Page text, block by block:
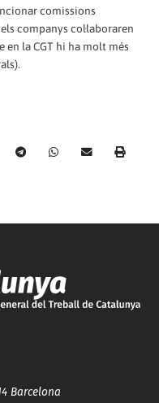
comissions
companys col·laboraren
en la CGT hi ha molt més
Barcelona